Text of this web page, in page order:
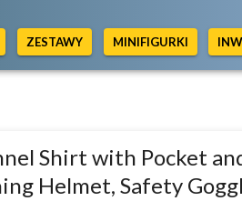
ZESTAWY MINIFIGURKI
Shirt with Pocket
Helmet, Safety